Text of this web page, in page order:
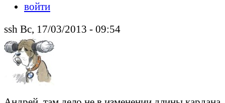
войти
ssh Вс, 17/03/2013 - 09:54